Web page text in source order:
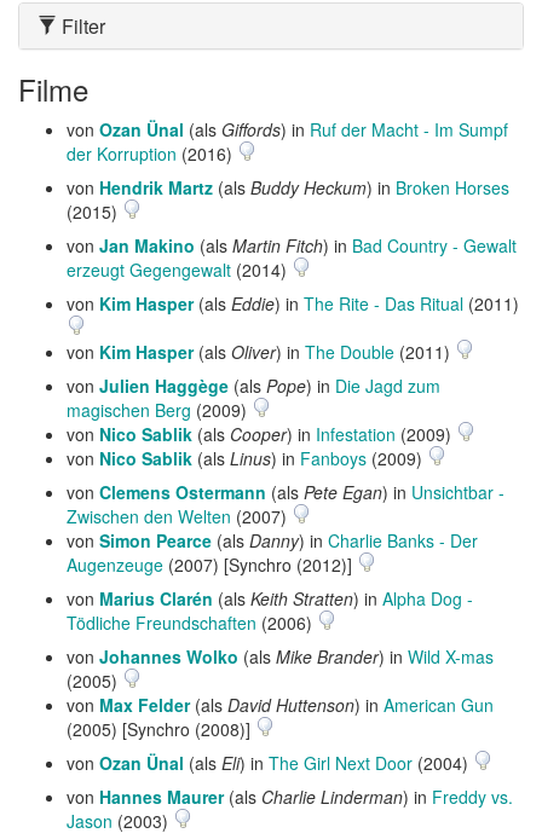
Filter
Filme
von Ozan Ünal (als Giffords) in Ruf der Macht - Im Sumpf
der Korruption (2016)
von Hendrik Martz (als Buddy Heckum) in Broken Horses
(2015)
von Jan Makino (als Martin Fitch) in Bad Country - Gewalt
erzeugt Gegengewalt (2014)
von Kim Hasper(als Eddie) in The Rite - Das Ritual (2011)
von Kim Hasper(als Oliver) in The Double (2011)
von Julien Haggège (als Pope) in Die Jagd zum
magischen Berg (2009)
von Nico Sablik (als Cooper) in Infestation (2009)
von Nico Sablik (als Linus) in Fanboys (2009)
von Clemens Ostermann (als Pete Egan) in Unsichtbar -
Zwischen den Welten (2007)
von Simon Pearce (als Danny) in Charlie Banks - Der
Augenzeuge (2007) [Synchro (2012)]
von Marius Clarén (als Keith Stratten) in Alpha Dog -
Tödliche Freundschaften (2006)
von Johannes Wolko (als Mike Brander) in Wild X-mas
(2005)
von Max Felder(als David Huttenson) in American Gun
(2005) [Synchro (2008)]
von Ozan Ünal (als Eli) in The Girl Next Door (2004)
von Hannes Maurer(als Charlie Linderman) in Freddy vs.
Jason (2003)